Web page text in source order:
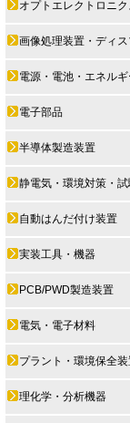
オプトエレクトロニ
画像処理装置・ディス
電源・電池・エネルギ
電子部品
半導体製造装置
静電気・環境対策・
自動はんだ付け装置
実装工具・機器
PCB/PWD製造装置
電気・電子材料
プラント・環境保全
理化学・分析機器